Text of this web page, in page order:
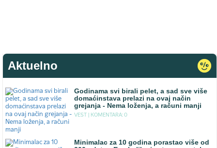
Aktuelno
Godinama svi birali pelet, a sad sve više
domaćinstava prelazi na ovaj način
grejanja - Nema loženja, a računi manji
VEST | KOMENTARA: 0
Minimalac za 10 godina porastao više od